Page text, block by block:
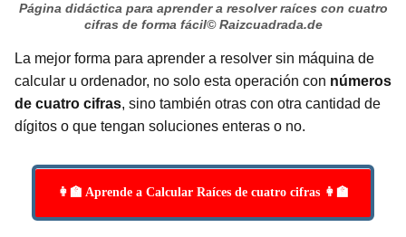
Página didáctica para aprender a resolver raíces con cuatro
cifras de forma fácil© Raizcuadrada.de
La mejor forma para aprender a resolver sin máquina de
calcular u ordenador, no solo esta operación con números
de cuatro cifras, sino también otras con otra cantidad de
dígitos o que tengan soluciones enteras o no.
👩‍🏫 Aprende a Calcular Raíces de cuatro cifras 👩‍🏫